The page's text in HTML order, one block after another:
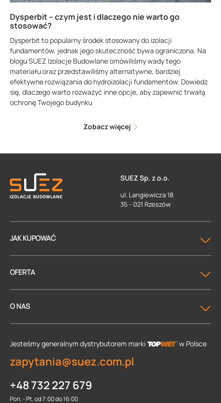
Dysperbit – czym jest i dlaczego nie warto go
stosować?
Dysperbit to popularny środek stosowany do izolacji
fundamentów, jednak jego skuteczność bywa ograniczona. Na
blogu SUEZ Izolacje Budowlane omówiliśmy wady tego
materiału oraz przedstawiliśmy alternatywne, bardziej
efektywne rozwiązania do hydroizolacji fundamentów. Dowiedz
się, dlaczego warto rozważyć inne opcje, aby zapewnić trwałą
ochronę Twojego budynku
Zobacz więcej
SUEZ Sp. z o.o.
ul. Langiewicza 18
35 - 021 Rzeszów
JAK KUPOWAĆ
OFERTA
O NAS
Jesteśmy generalnym dystrybutorem marki w Polsce
zapytania@suez.com.pl
+48 732 227 679
Pon. - Pt. od 7:00 do 16:00